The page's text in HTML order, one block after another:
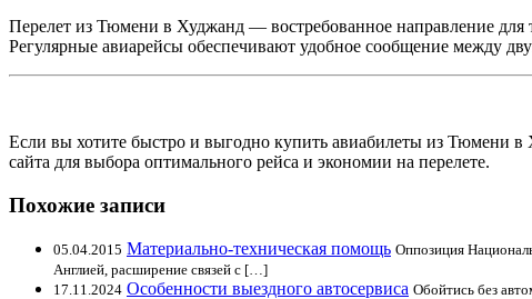
Перелет из Тюмени в Худжанд — востребованное направление
Регулярные авиарейсы обеспечивают удобное сообщение между
Если вы хотите быстро и выгодно купить авиабилеты из Тюмени в
сайта для выбора оптимального рейса и экономии на перелете.
Похожие записи
05.04.2015 Материально-техническая помощь Оппозиция
Англией, расширение связей с […]
17.11.2024 Особенности выездного автосервиса Обойтись без